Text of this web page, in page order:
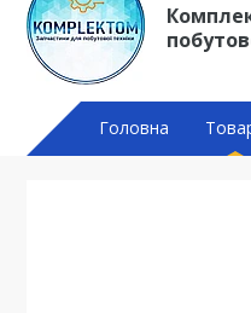
Головна